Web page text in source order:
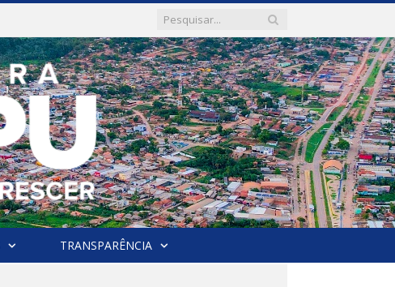
TRANSPARÊNCIA